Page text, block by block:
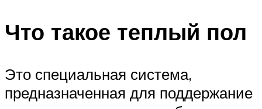
Что такое теплый пол
Это специальная система,
предназначенная для поддержание